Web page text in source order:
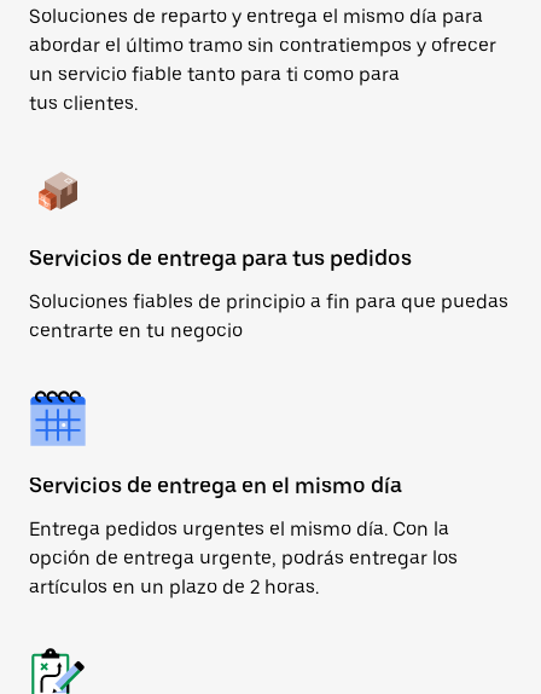
Soluciones de reparto y entrega el mismo día para
abordar el último tramo sin contratiempos y ofrecer
un servicio fiable tanto para ti como para
tus clientes.
Servicios de entrega para tus pedidos
Soluciones fiables de principio a fin para que puedas
centrarte en tu negocio
Servicios de entrega en el mismo día
Entrega pedidos urgentes el mismo día. Con la
opción de entrega urgente, podrás entregar los
artículos en un plazo de 2 horas.